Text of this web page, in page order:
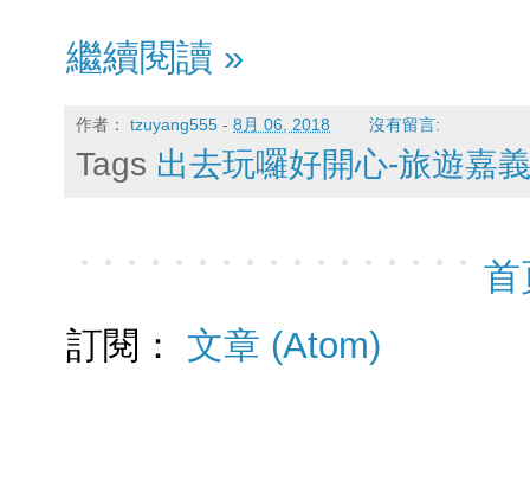
繼續閱讀 »
作者： tzuyang555 - 8月 06, 2018 沒有留言:
Tags 出去玩囉好開心-旅遊嘉義
首
訂閱： 文章 (Atom)